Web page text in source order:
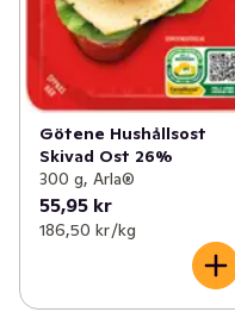
Götene Hushållsost
Skivad Ost 26%
300 g, Arla®
55,95 kr
186,50 kr /kg